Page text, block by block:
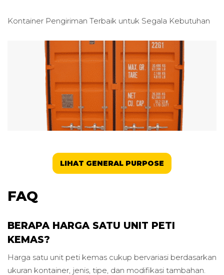
Kontainer Pengiriman Terbaik untuk Segala Kebutuhan
LIHAT GENERAL PURPOSE
FAQ
BERAPA HARGA SATU UNIT PETI
KEMAS?
Harga satu unit peti kemas cukup bervariasi berdasarkan
ukuran kontainer, jenis, tipe, dan modifikasi tambahan.